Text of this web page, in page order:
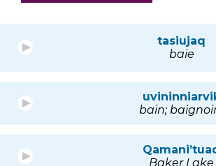
tasiujaq
baie
bain;
Baker Lake